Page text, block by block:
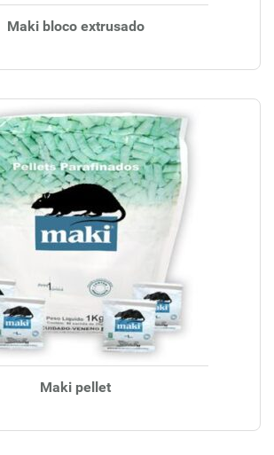
Maki bloco extrusado
Maki pellet